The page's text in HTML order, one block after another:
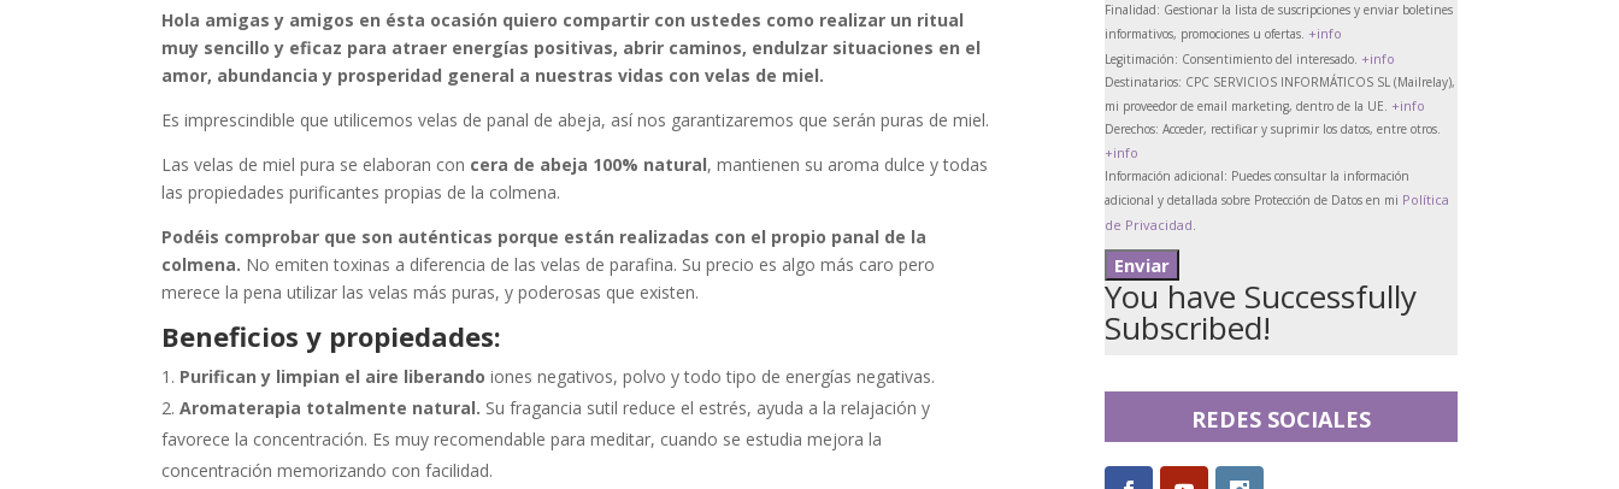
Hola amigas y amigos en ésta ocasión quiero compartir con ustedes como realizar un ritual
muy sencillo y eficaz para atraer energías positivas, abrir caminos, endulzar situaciones en el
amor, abundancia y prosperidad general a nuestras vidas con velas de miel.
Es imprescindible que utilicemos velas de panal de abeja, así nos garantizaremos que serán puras de miel.
Las velas de miel pura se elaboran con cera de abeja 100% natural, mantienen su aroma dulce y todas
las propiedades purificantes propias de la colmena.
Podéis comprobar que son auténticas porque están realizadas con el propio panal de la
colmena. No emiten toxinas a diferencia de las velas de parafina. Su precio es algo más caro pero
merece la pena utilizar las velas más puras, y poderosas que existen.
Beneficios y propiedades:
Purifican y limpian el aire liberando iones negativos, polvo y todo tipo de energías negativas.
Aromaterapia totalmente natural. Su fragancia sutil reduce el estrés, ayuda a la relajación y
favorece la concentración. Es muy recomendable para meditar, cuando se estudia mejora la
concentración memorizando con facilidad.
Finalidad: Gestionar la lista de suscripciones y enviar boletines
informativos, promociones u ofertas. +info
Legitimación: Consentimiento del interesado. +info
Destinatarios: CPC SERVICIOS INFORMÁTICOS SL (Mailrelay),
mi proveedor de email marketing, dentro de la UE. +info
Derechos: Acceder, rectificar y suprimir los datos, entre otros.
+info
Información adicional: Puedes consultar la información
adicional y detallada sobre Protección de Datos en mi Política
de Privacidad.
You have Successfully
Subscribed!
REDES SOCIALES